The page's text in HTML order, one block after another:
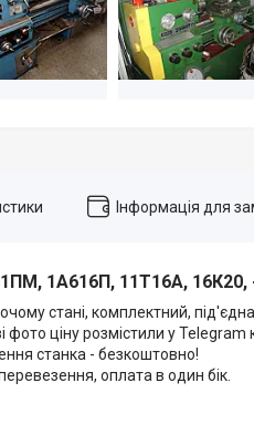
Інформація для
1А616П, 11Т16А, 16К20,
стані, комплектний,
фото ціну розмістили у Telegram
станка - безкоштовно!
оплата в один бік.